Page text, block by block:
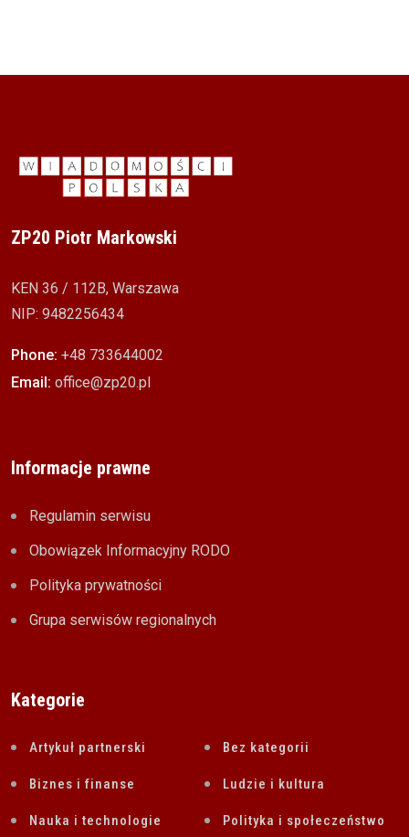
ZP20 Piotr Markowski
KEN 36 / 112B, Warszawa
NIP: 9482256434
Phone: +48 733644002
Email: office@zp20.pl
Informacje prawne
Regulamin serwisu
Obowiązek Informacyjny RODO
Polityka prywatności
Grupa serwisów regionalnych
Kategorie
Artykuł partnerski Bez kategorii
Biznes i finanse Ludzie i kultura
Nauka i technologie Polityka i społeczeństwo